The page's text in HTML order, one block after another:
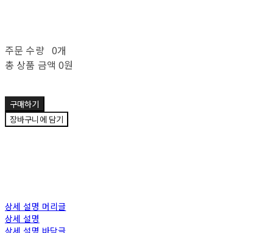
주문 수량 0개
총 상품 금액 0원
구매하기
장바구니에 담기
상세 설명 머리글
상세 설명
상세 설명 바닥글